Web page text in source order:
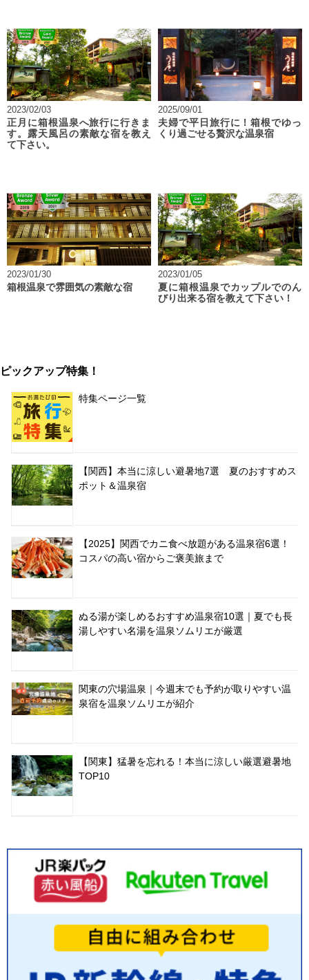
2023/02/03
正月に箱根温泉へ旅行に行きま
す。露天風呂の素敵な宿を教え
て下さい。
2025/09/01
夫婦で平日旅行に！箱根でゆっ
くり過ごせる贅沢な温泉宿
2023/01/30
箱根温泉で雰囲気の素敵な宿
2023/01/05
夏に箱根温泉でカップルでのん
びり出来る宿を教えて下さい！
ピックアップ特集！
特集ページ一覧
【関西】本当に涼しい避暑地7選 夏のおすすめス
ポット＆温泉宿
【2025】関西でカニ食べ放題がある温泉宿6選！
コスパの高い宿からご褒美旅まで
ぬる湯が楽しめるおすすめ温泉宿10選｜夏でも長
湯しやすい名湯を温泉ソムリエが厳選
関東の穴場温泉｜今週末でも予約が取りやすい温
泉宿を温泉ソムリエが紹介
【関東】猛暑を忘れる！本当に涼しい厳選避暑地
TOP10